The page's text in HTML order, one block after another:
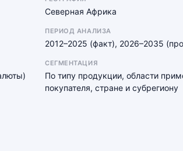
Северная Африка
ПЕРИОД АНАЛИЗА
2012–2025 (факт), 2026–2035
СЕГМЕНТАЦИЯ
По типу продукции, области
покупателя, стране и субрегиону